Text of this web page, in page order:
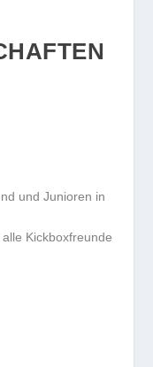
und Junioren in
Kickboxfreunde